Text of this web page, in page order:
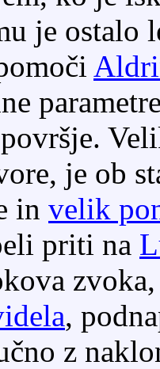
je ostalo
je ob
in velik
priti na
,
z